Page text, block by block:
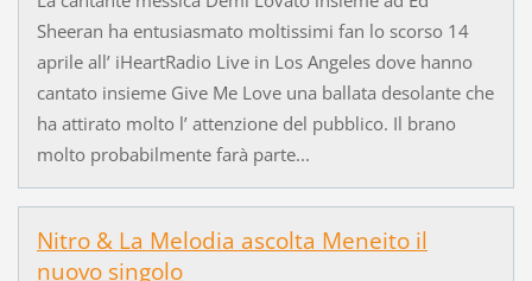
Sheeran ha entusiasmato moltissimi fan lo scorso 14
aprile all’ iHeartRadio Live in Los Angeles dove hanno
cantato insieme Give Me Love una ballata desolante che
ha attirato molto l’ attenzione del pubblico. Il brano
molto probabilmente farà parte...
Nitro & La Melodia ascolta Meneito il
nuovo singolo